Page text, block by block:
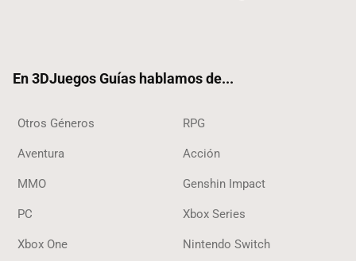
En 3DJuegos Guías hablamos de...
Otros Géneros RPG
Aventura Acción
MMO Genshin Impact
PC Xbox Series
Xbox One Nintendo Switch